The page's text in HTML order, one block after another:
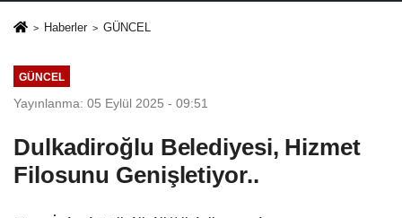
Haberler GÜNCEL
GÜNCEL
Yayınlanma: 05 Eylül 2025 - 09:51
Dulkadiroğlu Belediyesi, Hizmet
Filosunu Genişletiyor..